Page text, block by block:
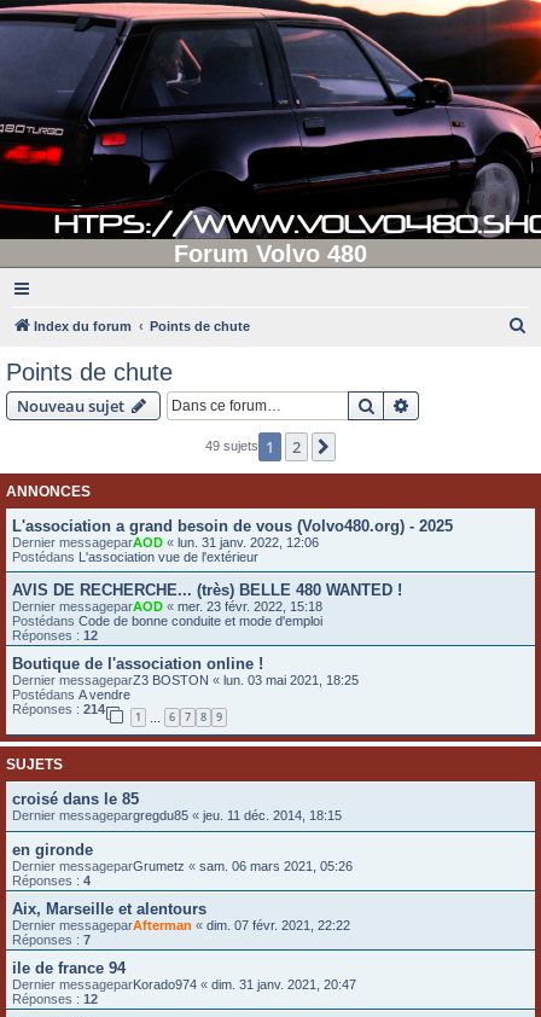
Forum Volvo 480
Index du forum Points de chute
Points de chute
Nouveau sujet Rechercher
49 sujets 1 2
ANNONCES
L'association a grand besoin de vous (Volvo480.org) - 2025
Dernier messageparAOD « lun. 31 janv. 2022, 12:06
Postédans L'association vue de l'extérieur
AVIS DE RECHERCHE... (très) BELLE 480 WANTED !
Dernier messageparAOD « mer. 23 févr. 2022, 15:18
Postédans Code de bonne conduite et mode d'emploi
Réponses : 12
Boutique de l'association online !
Dernier messageparZ3 BOSTON « lun. 03 mai 2021, 18:25
Postédans A vendre
Réponses : 214
1 … 6 7 8 9
SUJETS
croisé dans le 85
Dernier messagepargregdu85 « jeu. 11 déc. 2014, 18:15
en gironde
Dernier messageparGrumetz « sam. 06 mars 2021, 05:26
Réponses : 4
Aix, Marseille et alentours
Dernier messageparAfterman « dim. 07 févr. 2021, 22:22
Réponses : 7
ile de france 94
Dernier messageparKorado974 « dim. 31 janv. 2021, 20:47
Réponses : 12